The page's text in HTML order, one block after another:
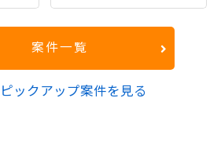
案件一覧
ックアップ案件を見る